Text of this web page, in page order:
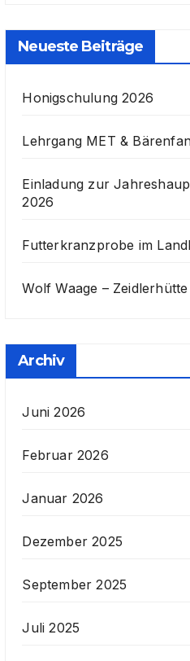
Neueste Beiträge
Honigschulung 2026
Lehrgang MET &
Einladung zur
2026
Futterkranzprobe im
Wolf Waage –
Archiv
Juni 2026
Februar 2026
Januar 2026
Dezember 2025
September 2025
Juli 2025